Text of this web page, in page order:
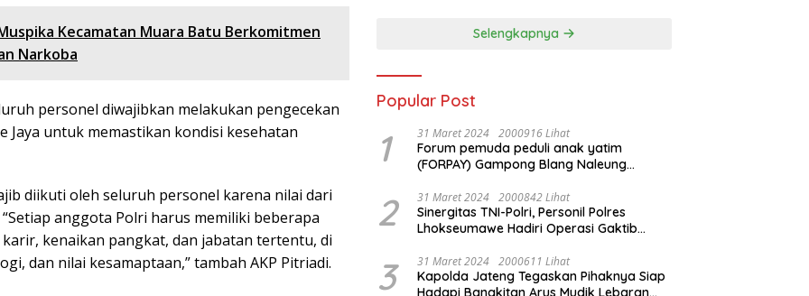
Kecamatan Muara Batu Berkomitmen
Narkoba
personel diwajibkan melakukan pengecekan
Jaya untuk memastikan kondisi kesehatan
diikuti oleh seluruh personel karena nilai dari
anggota Polri harus memiliki beberapa
kenaikan pangkat, dan jabatan tertentu, di
dan nilai kesamaptaan,” tambah AKP Pitriadi.
Tangerang
Selengkapnya
Popular Post
1 31 Maret 2024 2000916 Lihat
Forum pemuda peduli anak yatim
(FORPAY) Gampong Blang Naleung
Santunan Yatim-Piatu
2 31 Maret 2024 2000842 Lihat
Sinergitas TNI-Polri, Personil Polres
Lhokseumawe Hadiri Operasi Gaktib
Wira Rencong
3 31 Maret 2024 2000611 Lihat
Kapolda Jateng Tegaskan Pihaknya Siap